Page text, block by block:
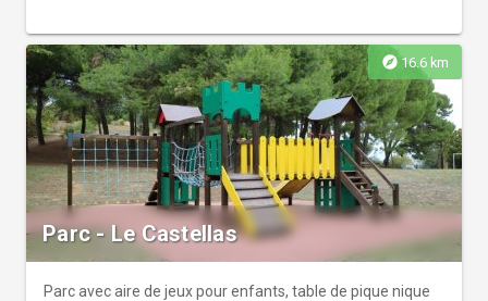
explore 16.6 km
Parc - Le Castellas
Parc avec aire de jeux pour enfants, table de pique nique